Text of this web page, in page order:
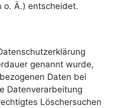
o. Ä.) entscheidet.
genannt wurde,
Daten bei
Datenverarbeitung
Löschersuchen